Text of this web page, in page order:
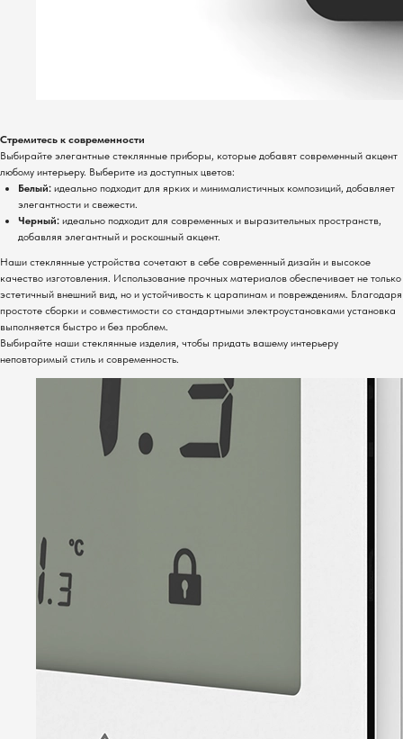
Стремитесь к современности
Выбирайте элегантные стеклянные приборы, которые добавят современный акцент
любому интерьеру. Выберите из доступных цветов:
Белый: идеально подходит для ярких и минималистичных композиций, добавляет
элегантности и свежести.
Черный: идеально подходит для современных и выразительных пространств,
добавляя элегантный и роскошный акцент.
Наши стеклянные устройства сочетают в себе современный дизайн и высокое
качество изготовления. Использование прочных материалов обеспечивает не только
эстетичный внешний вид, но и устойчивость к царапинам и повреждениям. Благодаря
простоте сборки и совместимости со стандартными электроустановками установка
выполняется быстро и без проблем.
Выбирайте наши стеклянные изделия, чтобы придать вашему интерьеру
неповторимый стиль и современность.